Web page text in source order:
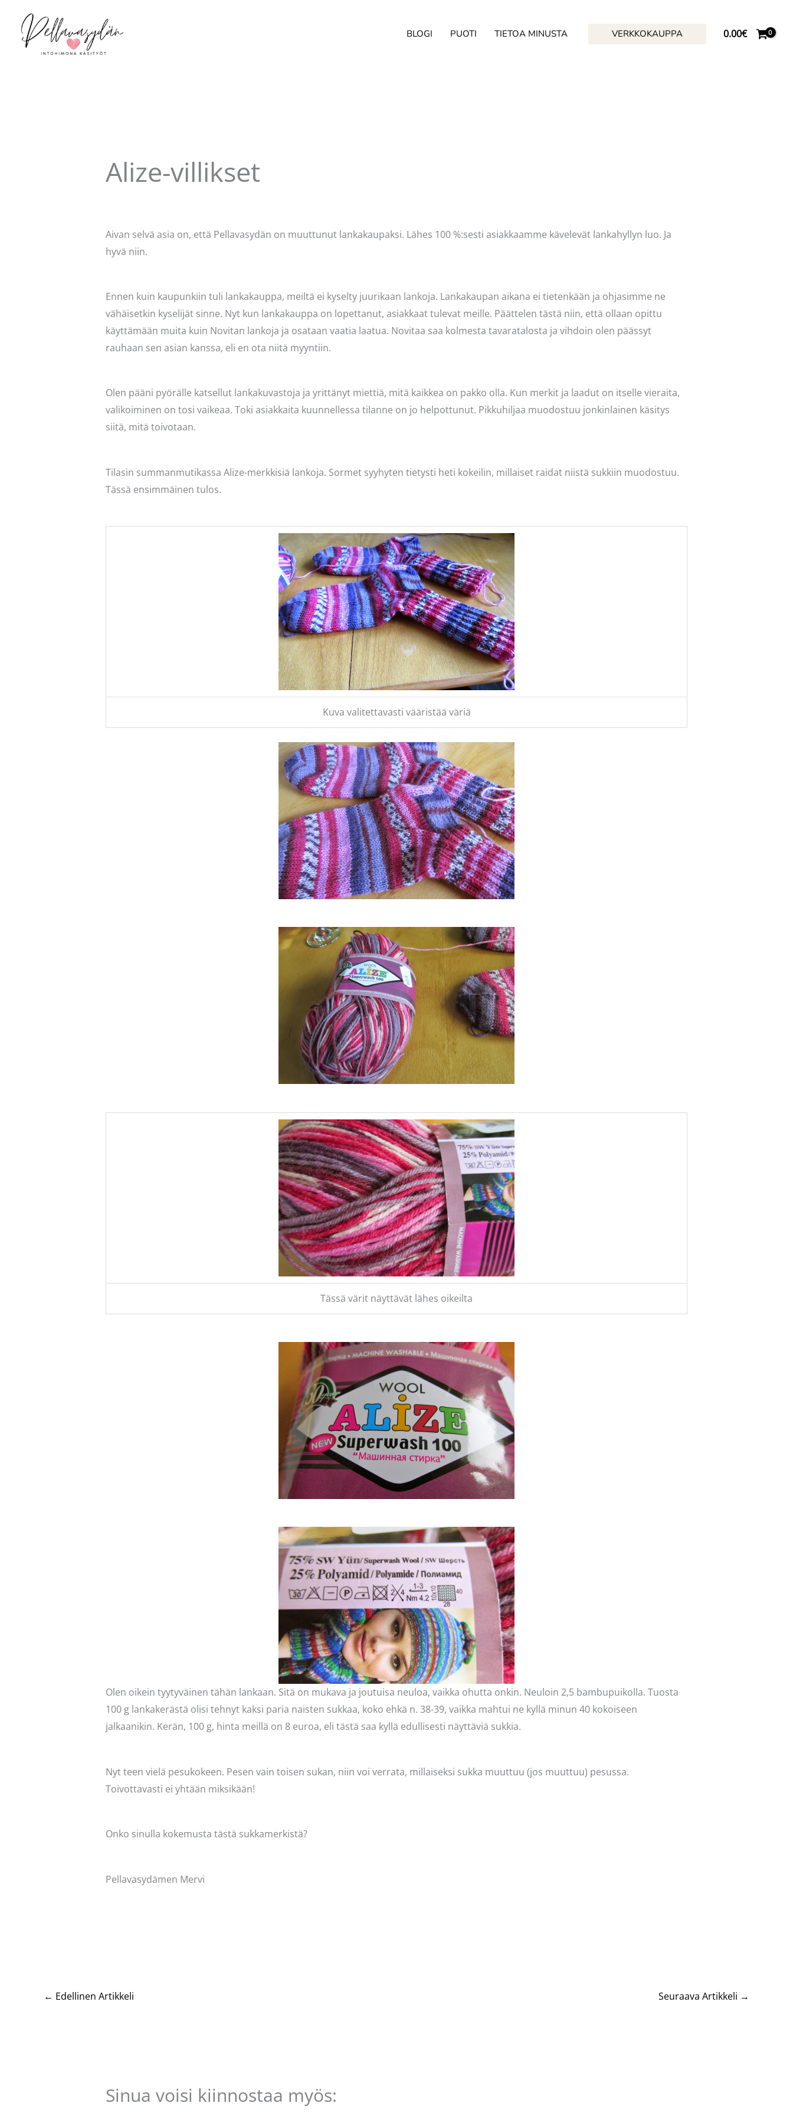
sisältöön
BLOGI PUOTI TIETOA MINUSTA VERKKOKAUPPA 0.00€
Alize-villikset
Aivan selvä asia on, että Pellavasydän on muuttunut lankakaupaksi. Lähes 100 %:sesti asiakkaamme kävelevät lankahyllyn luo. Ja
hyvä niin.
Ennen kuin kaupunkiin tuli lankakauppa, meiltä ei kyselty juurikaan lankoja. Lankakaupan aikana ei tietenkään ja ohjasimme ne
vähäisetkin kyselijät sinne. Nyt kun lankakauppa on lopettanut, asiakkaat tulevat meille. Päättelen tästä niin, että ollaan opittu
käyttämään muita kuin Novitan lankoja ja osataan vaatia laatua. Novitaa saa kolmesta tavaratalosta ja vihdoin olen päässyt
rauhaan sen asian kanssa, eli en ota niitä myyntiin.
Olen pääni pyörälle katsellut lankakuvastoja ja yrittänyt miettiä, mitä kaikkea on pakko olla. Kun merkit ja laadut on itselle vieraita,
valikoiminen on tosi vaikeaa. Toki asiakkaita kuunnellessa tilanne on jo helpottunut. Pikkuhiljaa muodostuu jonkinlainen käsitys
siitä, mitä toivotaan.
Tilasin summanmutikassa Alize-merkkisiä lankoja. Sormet syyhyten tietysti heti kokeilin, millaiset raidat niistä sukkiin muodostuu.
Tässä ensimmäinen tulos.
Kuva valitettavasti vääristää väriä
Tässä värit näyttävät lähes oikeilta
Olen oikein tyytyväinen tähän lankaan. Sitä on mukava ja joutuisa neuloa, vaikka ohutta onkin. Neuloin 2,5 bambupuikolla. Tuosta
100 g lankakerästä olisi tehnyt kaksi paria naisten sukkaa, koko ehkä n. 38-39, vaikka mahtui ne kyllä minun 40 kokoiseen
jalkaanikin. Kerän, 100 g, hinta meillä on 8 euroa, eli tästä saa kyllä edullisesti näyttäviä sukkia.
Nyt teen vielä pesukokeen. Pesen vain toisen sukan, niin voi verrata, millaiseksi sukka muuttuu (jos muuttuu) pesussa.
Toivottavasti ei yhtään miksikään!
Onko sinulla kokemusta tästä sukkamerkistä?
Pellavasydämen Mervi
← Edellinen Artikkeli Seuraava Artikkeli →
Sinua voisi kiinnostaa myös: